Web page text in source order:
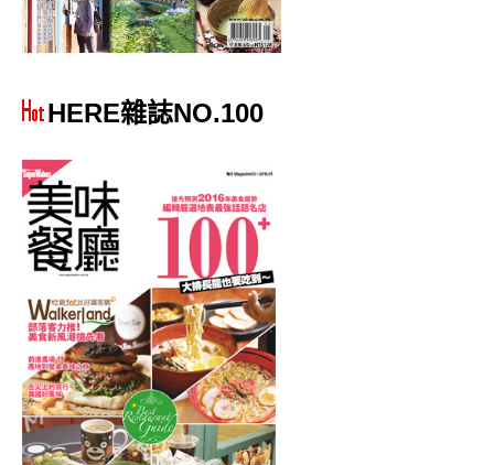
HERE雜誌NO.100